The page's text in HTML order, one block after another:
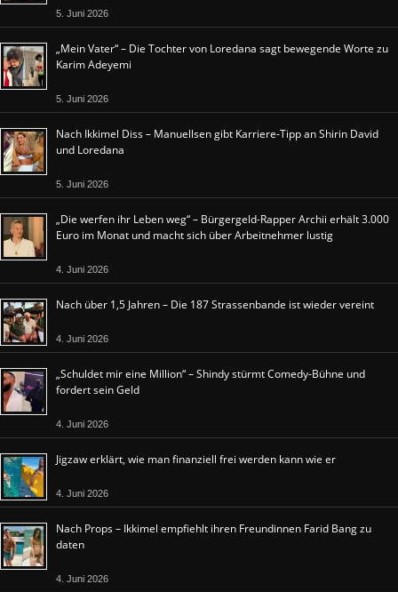
5. Juni 2026
„Mein Vater“ – Die Tochter von Loredana sagt bewegende Worte zu
Karim Adeyemi
5. Juni 2026
Nach Ikkimel Diss – Manuellsen gibt Karriere-Tipp an Shirin David
und Loredana
5. Juni 2026
„Die werfen ihr Leben weg“ – Bürgergeld-Rapper Archii erhält 3.000
Euro im Monat und macht sich über Arbeitnehmer lustig
4. Juni 2026
Nach über 1,5 Jahren – Die 187 Strassenbande ist wieder vereint
4. Juni 2026
„Schuldet mir eine Million“ – Shindy stürmt Comedy-Bühne und
fordert sein Geld
4. Juni 2026
Jigzaw erklärt, wie man finanziell frei werden kann wie er
4. Juni 2026
Nach Props – Ikkimel empfiehlt ihren Freundinnen Farid Bang zu
daten
4. Juni 2026